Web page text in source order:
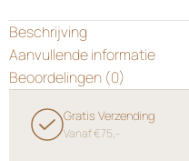
Beschrijving
Aanvullende informatie
Beoordelingen (0)
Gratis Verzending
Vanaf €75,-